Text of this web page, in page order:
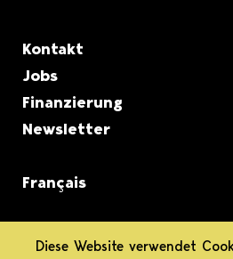
Metanavigation
Kontakt
Jobs
Finanzierung
Newsletter
Français
informiert.
Diese Website verwendet